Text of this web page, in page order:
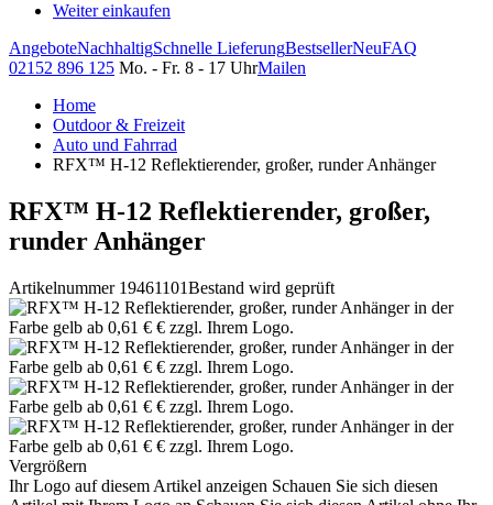
Weiter einkaufen
AngeboteNachhaltigSchnelle LieferungBestsellerNeuFAQ
02152 896 125 Mo. - Fr. 8 - 17 UhrMailen
Home
Outdoor & Freizeit
Auto und Fahrrad
RFX™ H-12 Reflektierender, großer, runder Anhänger
RFX™ H-12 Reflektierender, großer,
runder Anhänger
Artikelnummer 19461101Bestand wird geprüft
Vergrößern
Ihr Logo auf diesem Artikel anzeigen Schauen Sie sich diesen